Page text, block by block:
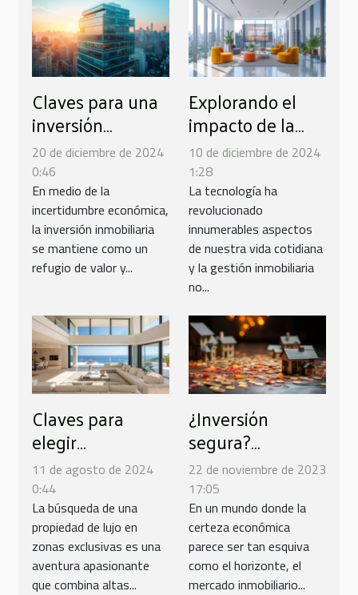
Claves para una
inversión
inmobiliaria
exitosa en
tiempos de
incertidumbre
económica
20 de diciembre de 2024
0:46
En medio de la
incertidumbre económica,
la inversión inmobiliaria
se mantiene como un
refugio de valor y...
Explorando el
impacto de la
tecnología en la
gestión
inmobiliaria
moderna
10 de diciembre de 2024
1:28
La tecnología ha
revolucionado
innumerables aspectos
de nuestra vida cotidiana
y la gestión inmobiliaria
no...
Claves para
elegir
propiedades de
lujo en zonas
exclusivas
11 de agosto de 2024
0:44
La búsqueda de una
propiedad de lujo en
zonas exclusivas es una
aventura apasionante
que combina altas...
¿Inversión
segura?
Desmitificando el
mercado
inmobiliario
22 de noviembre de 2023
17:05
En un mundo donde la
certeza económica
parece ser tan esquiva
como el horizonte, el
mercado inmobiliario...